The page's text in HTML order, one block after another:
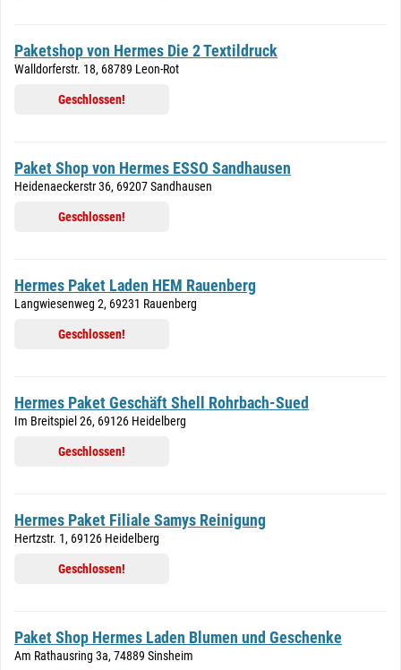
Paketshop von Hermes Die 2 Textildruck
Walldorferstr. 18, 68789 Leon-Rot
Geschlossen!
Paket Shop von Hermes ESSO Sandhausen
Heidenaeckerstr 36, 69207 Sandhausen
Geschlossen!
Hermes Paket Laden HEM Rauenberg
Langwiesenweg 2, 69231 Rauenberg
Geschlossen!
Hermes Paket Geschäft Shell Rohrbach-Sued
Im Breitspiel 26, 69126 Heidelberg
Geschlossen!
Hermes Paket Filiale Samys Reinigung
Hertzstr. 1, 69126 Heidelberg
Geschlossen!
Paket Shop Hermes Laden Blumen und Geschenke
Am Rathausring 3a, 74889 Sinsheim